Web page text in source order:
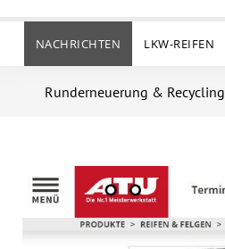
NACHRICHTEN LKW-REIFEN
Runderneuerung & Recycling